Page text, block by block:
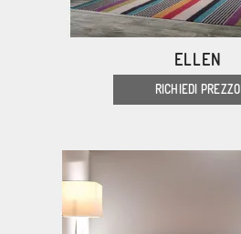
ELLEN
RICHIEDI PREZZO